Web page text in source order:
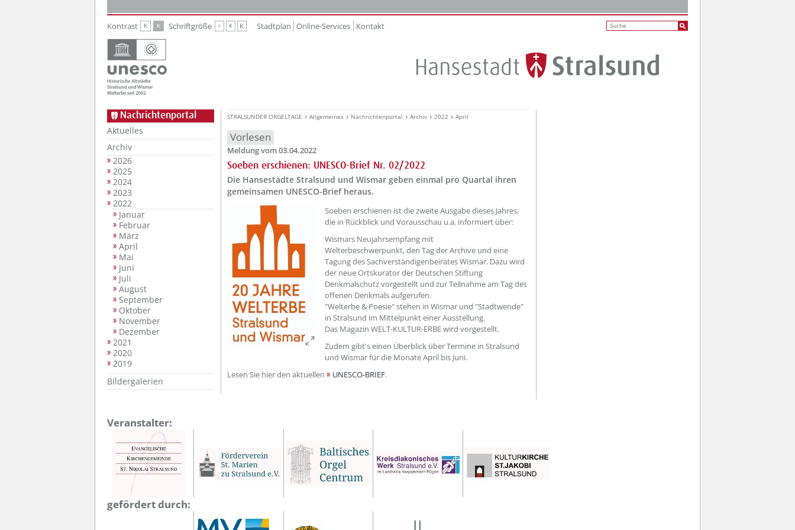
Kontrast K K Schriftgröße K K K Stadtplan Online-Services Kontakt
Nachrichtenportal
Aktuelles
Archiv
2026
2025
2024
2023
2022
Januar
Februar
März
April
Mai
Juni
Juli
August
September
Oktober
November
Dezember
2021
2020
2019
Bildergalerien
STRALSUNDER ORGELTAGE Allgemeines Nachrichtenportal Archiv 2022 April
Vorlesen
Meldung vom 03.04.2022
Soeben erschienen: UNESCO-Brief Nr. 02/2022
Die Hansestädte Stralsund und Wismar geben einmal pro Quartal ihren
gemeinsamen UNESCO-Brief heraus.
??? absaetzeOben[1]/titel ???
Soeben erschienen ist die zweite Ausgabe dieses Jahres,
die in Rückblick und Vorausschau u.a. informiert über:
Wismars Neujahrsempfang mit
Welterbeschwerpunkt, den Tag der Archive und eine
Tagung des Sachverständigenbeirates Wismar. Dazu wird
der neue Ortskurator der Deutschen Stiftung
Denkmalschutz vorgestellt und zur Teilnahme am Tag des
offenen Denkmals aufgerufen.
"Welterbe & Poesie" stehen in Wismar und "Stadtwende"
in Stralsund im Mittelpunkt einer Ausstellung.
Das Magazin WELT-KULTUR-ERBE wird vorgestellt.
Zudem gibt's einen Überblick über Termine in Stralsund
und Wismar für die Monate April bis Juni.
Lesen Sie hier den aktuellen
UNESCO-BRIEF.
Veranstalter:
gefördert durch: